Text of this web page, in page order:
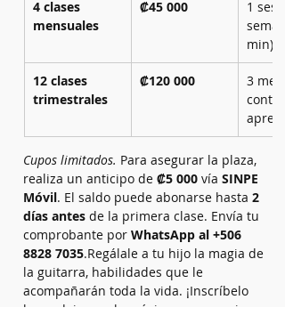
4 clases
mensuales
₡45 000
1
min)
12 clases
trimestrales
₡120 000
3
Cupos limitados. Para asegurar la plaza,
realiza un anticipo de ₡5 000 vía SINPE
Móvil. El saldo puede abonarse hasta 2
días antes de la primera clase. Envía tu
comprobante por WhatsApp al +506
8828 7035.Regálale a tu hijo la magia de
la guitarra, habilidades que le
acompañarán toda la vida. ¡Inscríbelo
hoy y deja que la música sea su mejor